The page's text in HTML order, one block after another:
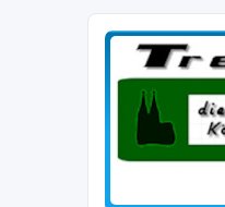
Wanderungen rund